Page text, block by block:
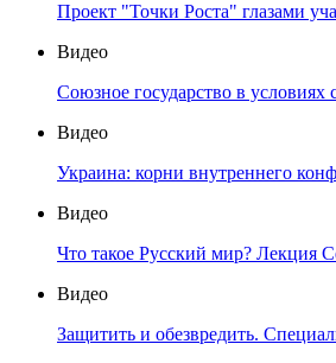
Проект "Точки Роста" глазами
Видео
Союзное государство в условиях
Видео
Украина: корни внутреннего
Видео
Что такое Русский мир? Лекция
Видео
Защитить и обезвредить.